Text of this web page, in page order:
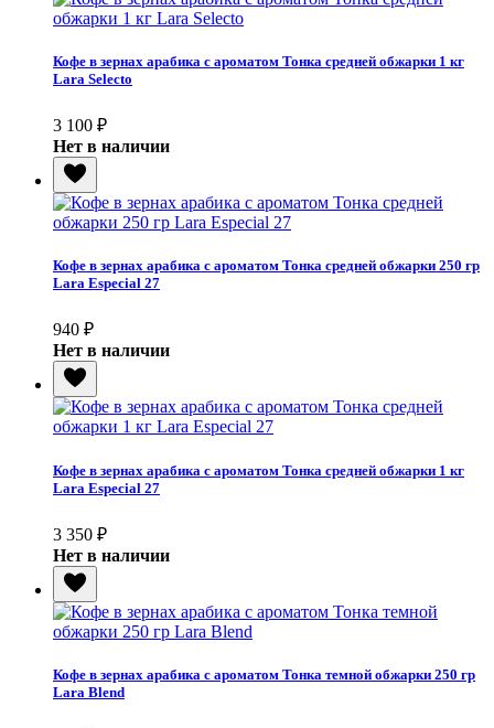
Кофе в зернах арабика с ароматом Тонка средней обжарки 1 кг
Lara Selecto
3 100 ₽
Нет в наличии
Кофе в зернах арабика с ароматом Тонка средней обжарки 250 гр
Lara Especial 27
940 ₽
Нет в наличии
Кофе в зернах арабика с ароматом Тонка средней обжарки 1 кг
Lara Especial 27
3 350 ₽
Нет в наличии
Кофе в зернах арабика с ароматом Тонка темной обжарки 250 гр
Lara Blend